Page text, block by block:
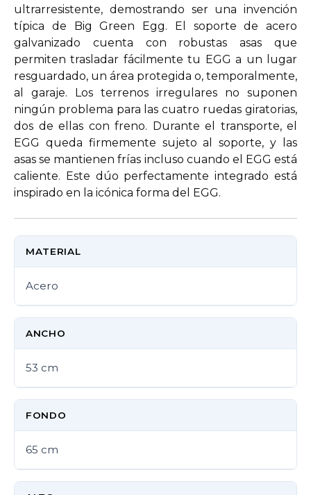
ultrarresistente, demostrando ser una invención
típica de Big Green Egg. El soporte de acero
galvanizado cuenta con robustas asas que
permiten trasladar fácilmente tu EGG a un lugar
resguardado, un área protegida o, temporalmente,
al garaje. Los terrenos irregulares no suponen
ningún problema para las cuatro ruedas giratorias,
dos de ellas con freno. Durante el transporte, el
EGG queda firmemente sujeto al soporte, y las
asas se mantienen frías incluso cuando el EGG está
caliente. Este dúo perfectamente integrado está
inspirado en la icónica forma del EGG.
MATERIAL
Acero
ANCHO
53 cm
FONDO
65 cm